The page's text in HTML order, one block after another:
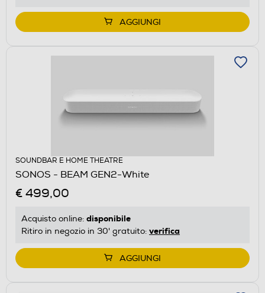
AGGIUNGI
SOUNDBAR E HOME THEATRE
SONOS - BEAM GEN2-White
€ 499,00
Acquisto online: disponibile
Ritiro in negozio in 30' gratuito: verifica
AGGIUNGI